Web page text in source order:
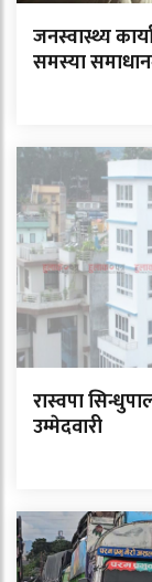
जनस्वास्थ्य
समस्या
रास्वपा
उम्मेदवारी